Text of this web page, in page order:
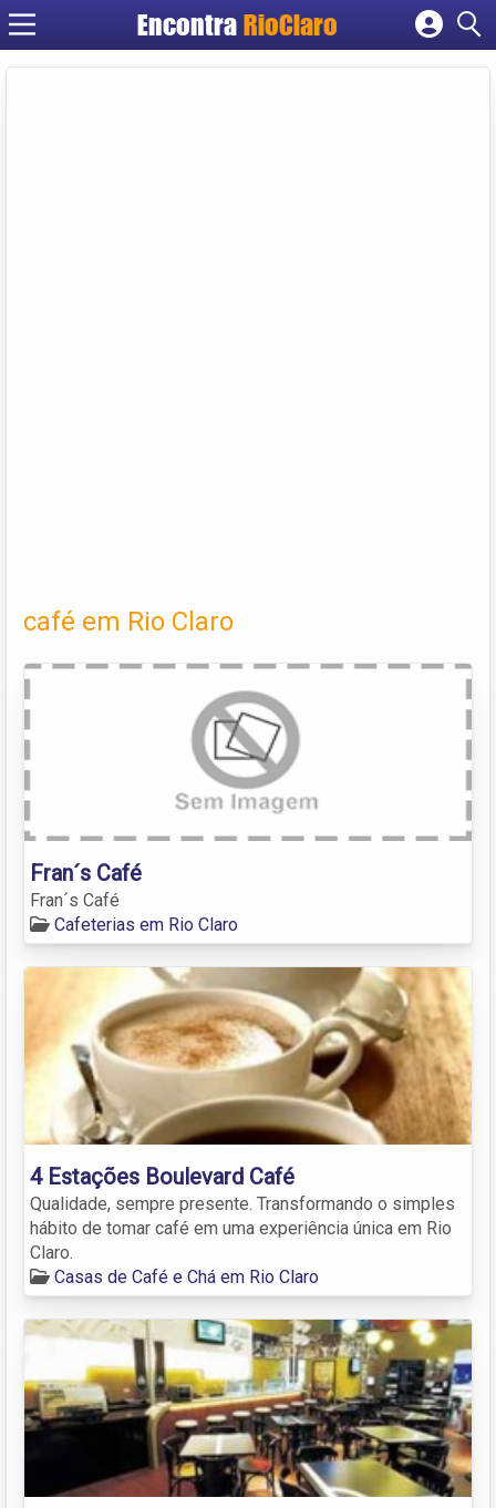
Encontra RioClaro
Cadastrar empresa
café em Rio Claro
Fran´s Café
Fran´s Café
Cafeterias em Rio Claro
4 Estações Boulevard Café
Qualidade, sempre presente. Transformando o simples
hábito de tomar café em uma experiência única em Rio
Claro.
Casas de Café e Chá em Rio Claro